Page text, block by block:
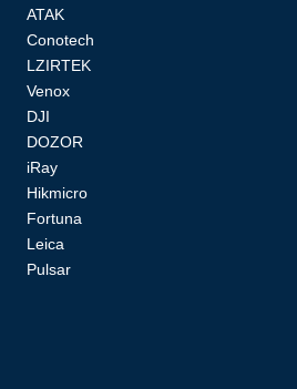
ATAK
Conotech
LZIRTEK
Venox
DJI
DOZOR
iRay
Hikmicro
Fortuna
Leica
Pulsar